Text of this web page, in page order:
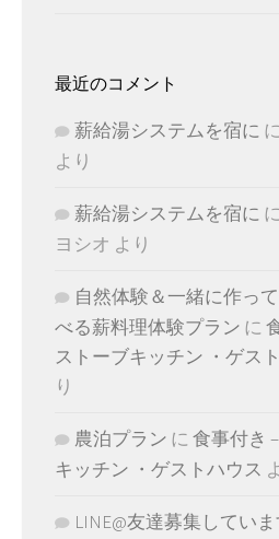
最近のコメント
薪給湯システムを宿に に
より
薪給湯システムを宿に に
ヨシオ より
自然体験＆一緒に作っ
べる薪料理体験プラン に
ストーブキッチン ・ゲス
り
農泊プラン に 食事付き
キッチン ・ゲストハウス
LINE@友達募集してい